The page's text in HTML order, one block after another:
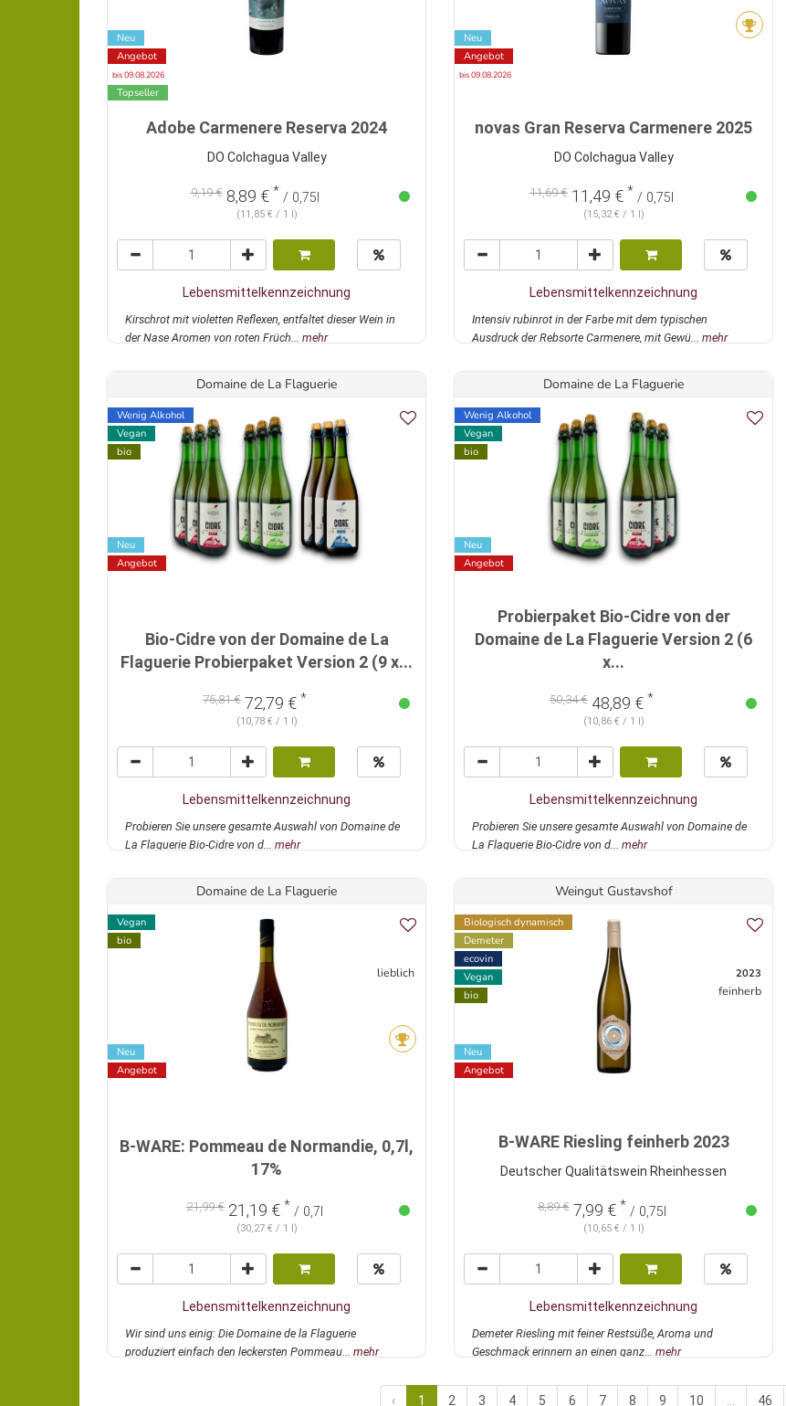
Neu
Angebot
bis 09.08.2026
Topseller
Adobe Carmenere Reserva 2024
DO Colchagua Valley
9,19 €8,89 € * / 0,75l
(11,85 € / 1 l)
Lebensmittelkennzeichnung
Kirschrot mit violetten Reflexen, entfaltet dieser Wein in
der Nase Aromen von roten Früch... mehr
Neu
Angebot
bis 09.08.2026
novas Gran Reserva Carmenere 2025
DO Colchagua Valley
11,69 € 11,49 € * / 0,75l
(15,32 € / 1 l)
Lebensmittelkennzeichnung
Intensiv rubinrot in der Farbe mit dem typischen
Ausdruck der Rebsorte Carmenere, mit Gewü... mehr
Domaine de La Flaguerie
Wenig Alkohol
Vegan
bio
Neu
Angebot
Bio-Cidre von der Domaine de La
Flaguerie Probierpaket Version 2 (9 x...
75,81 € 72,79 € *
(10,78 € / 1 l)
Lebensmittelkennzeichnung
Probieren Sie unsere gesamte Auswahl von Domaine de
La Flaguerie Bio-Cidre von d... mehr
Domaine de La Flaguerie
Wenig Alkohol
Vegan
bio
Neu
Angebot
Probierpaket Bio-Cidre von der
Domaine de La Flaguerie Version 2 (6
x...
50,34 € 48,89 € *
(10,86 € / 1 l)
Lebensmittelkennzeichnung
Probieren Sie unsere gesamte Auswahl von Domaine de
La Flaguerie Bio-Cidre von d... mehr
Domaine de La Flaguerie
Vegan
bio
Neu
Angebot
lieblich
B-WARE: Pommeau de Normandie, 0,7l,
17%
21,99 € 21,19 € * / 0,7l
(30,27 € / 1 l)
Lebensmittelkennzeichnung
Wir sind uns einig: Die Domaine de la Flaguerie
produziert einfach den leckersten Pommeau... mehr
Weingut Gustavshof
Biologisch dynamisch
Demeter
ecovin
Vegan
bio
Neu
Angebot
2023
feinherb
B-WARE Riesling feinherb 2023
Deutscher Qualitätswein Rheinhessen
8,89 €7,99 € * / 0,75l
(10,65 € / 1 l)
Lebensmittelkennzeichnung
Demeter Riesling mit feiner Restsüße, Aroma und
Geschmack erinnern an einen ganz... mehr
‹ 1 2 3 4 5 6 7 8 9 10 ... 46